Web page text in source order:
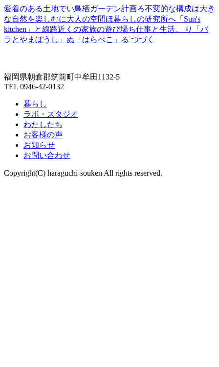
愛着のある土地でい鳥栖ガーデン計画ろ不変的な構成は大き
な自然を楽しむに大人の空間ほ暮らしの研究所へ 「Sun's
kitchen」
と線路近くの家族の遊び場ち仕事と生活。 り
「バ
ラとやまぼうし」 ぬ 「はらぺこ」 る つづく
福岡県朝倉郡筑前町中牟田1132-5
TEL 0946-42-0132
暮らし
ラボ・スタジオ
わたしたち
お客様の声
お知らせ
お問い合わせ
Copyright(C) haraguchi-souken All rights reserved.